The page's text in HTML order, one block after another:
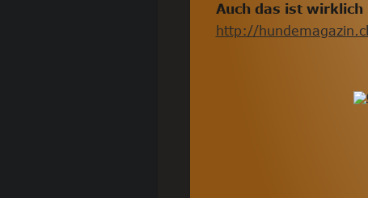
Auch das ist wirklich
http://